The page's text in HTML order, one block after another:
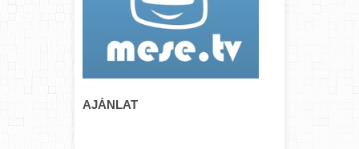
AJÁNLAT